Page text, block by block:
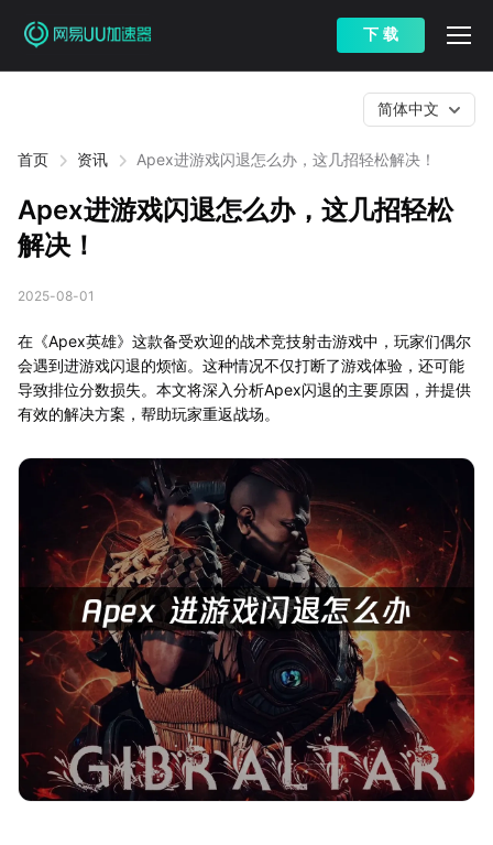
下 载
首页 资讯 Apex进游戏闪退怎么办，这几招轻松解决！
简体中文
Apex进游戏闪退怎么办，这几招轻松
解决！
2025-08-01
在《Apex英雄》这款备受欢迎的战术竞技射击游戏中，玩家们偶尔
会遇到进游戏闪退的烦恼。这种情况不仅打断了游戏体验，还可能
导致排位分数损失。本文将深入分析Apex闪退的主要原因，并提供
有效的解决方案，帮助玩家重返战场。